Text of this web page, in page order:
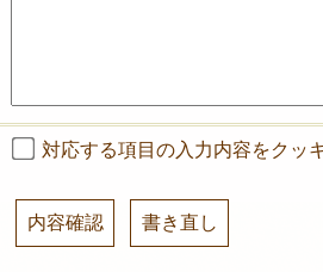
対応する項目の入力内容をクッ